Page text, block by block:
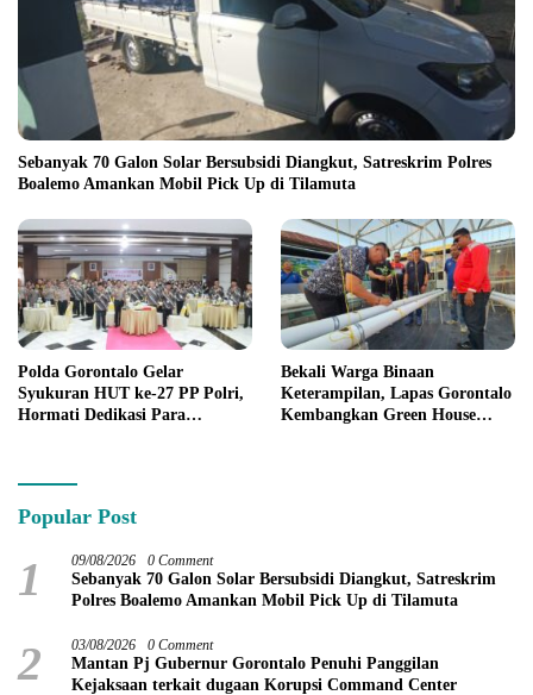
Sebanyak 70 Galon Solar Bersubsidi Diangkut, Satreskrim Polres
Boalemo Amankan Mobil Pick Up di Tilamuta
Polda Gorontalo Gelar
Syukuran HUT ke-27 PP Polri,
Hormati Dedikasi Para
Bekali Warga Binaan
Keterampilan, Lapas Gorontalo
Kembangkan Green House
Popular Post
1 09/08/2026 0 Comment
Sebanyak 70 Galon Solar Bersubsidi Diangkut, Satreskrim
Polres Boalemo Amankan Mobil Pick Up di Tilamuta
2 03/08/2026 0 Comment
Mantan Pj Gubernur Gorontalo Penuhi Panggilan
Kejaksaan terkait dugaan Korupsi Command Center